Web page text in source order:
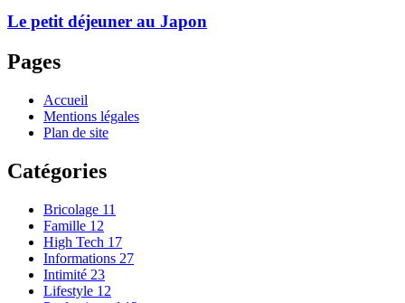
Le petit déjeuner au Japon
Pages
Accueil
Mentions légales
Plan de site
Catégories
Bricolage 11
Famille 12
High Tech 17
Informations 27
Intimité 23
Lifestyle 12